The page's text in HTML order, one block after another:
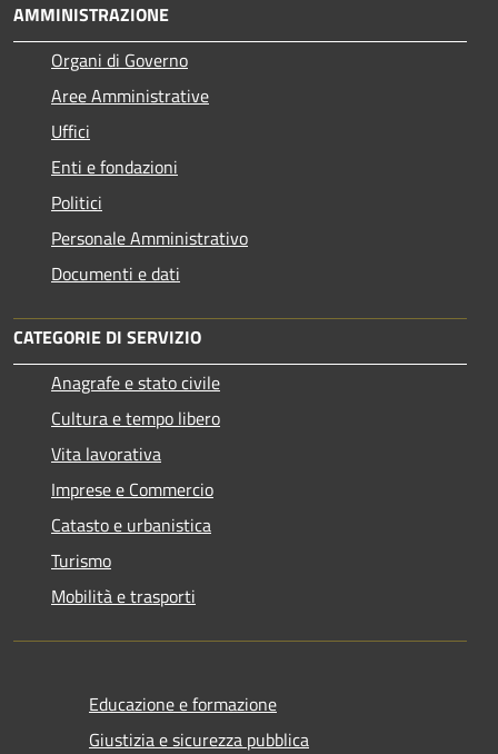
AMMINISTRAZIONE
Organi di Governo
Aree Amministrative
Uffici
Enti e fondazioni
Politici
Personale Amministrativo
Documenti e dati
CATEGORIE DI SERVIZIO
Anagrafe e stato civile
Cultura e tempo libero
Vita lavorativa
Imprese e Commercio
Catasto e urbanistica
Turismo
Mobilità e trasporti
Educazione e formazione
Giustizia e sicurezza pubblica